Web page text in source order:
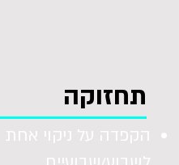
תחזוקה
הקפדה על ניקוי אחת